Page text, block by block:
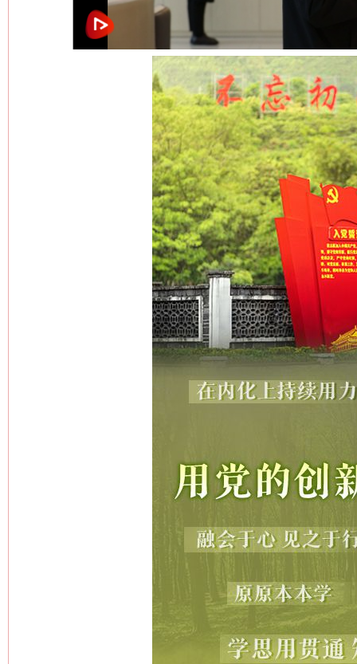
网上购药对药下症？
这是一记警钟！ 谢
在谋一域中谋全局
今